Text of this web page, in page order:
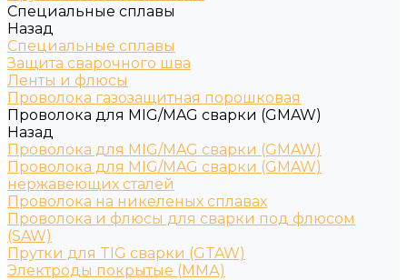
Специальные сплавы
Назад
Специальные сплавы
Защита сварочного шва
Ленты и флюсы
Проволока газозащитная порошковая
Проволока для MIG/MAG сварки (GMAW)
Назад
Проволока для MIG/MAG сварки (GMAW)
Проволока для MIG/MAG сварки (GMAW)
нержавеющих сталей
Проволока на никеленых сплавах
Проволока и флюсы для сварки под флюсом
(SAW)
Прутки для TIG сварки (GTAW)
Электроды покрытые (ММА)